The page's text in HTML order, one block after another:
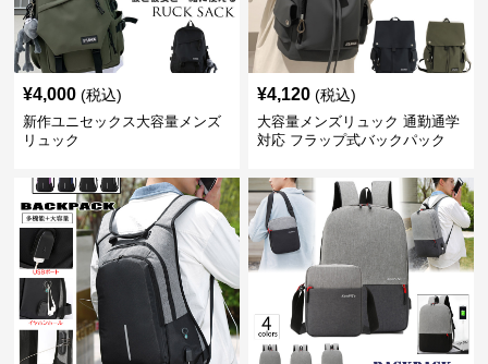
¥4,000 (税込)
新作ユニセックス大容量メンズ
リュック
¥4,120 (税込)
大容量メンズリュック 通勤通学
対応 フラップ式バックパック